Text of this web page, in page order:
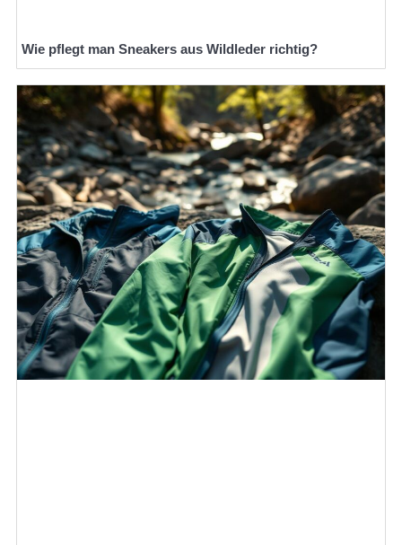
Wie pflegt man Sneakers aus Wildleder richtig?